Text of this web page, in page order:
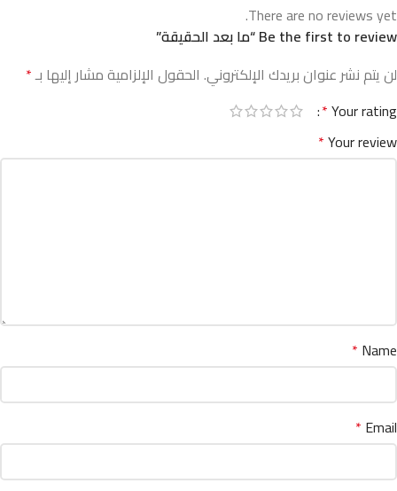
There are no reviews yet.
Be the first to review “ما بعد الحقيقة”
لن يتم نشر عنوان بريدك الإلكتروني. الحقول الإلزامية مشار إليها بـ*
Your rating
*
Your review
*
Name
*
Email
*